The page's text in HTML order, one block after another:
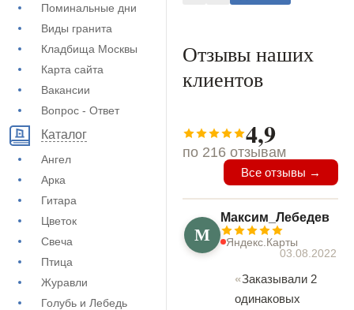
Поминальные дни
Виды гранита
Кладбища Москвы
Карта сайта
Вакансии
Вопрос - Ответ
Каталог
Ангел
Арка
Гитара
Цветок
Свеча
Птица
Журавли
Голубь и Лебедь
Отзывы наших
клиентов
4,9
по 216 отзывам
Все отзывы →
М
Максим_Лебедев
Яндекс.Карты
03.08.2022
Заказывали 2
одинаковых